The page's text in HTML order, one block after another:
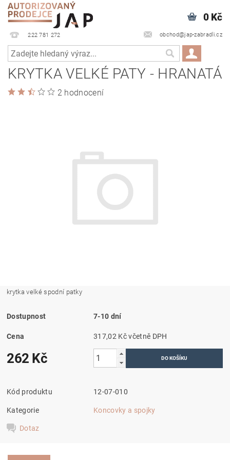
222 781 272 obchod@jap-zabradli.cz
0 Kč
KRYTKA VELKÉ PATY - HRANATÁ
2 hodnocení
krytka velké spodní patky
Dostupnost 7-10 dní
Cena 317,02 Kč včetně DPH
262 Kč
Kód produktu 12-07-010
Kategorie Koncovky a spojky
Dotaz